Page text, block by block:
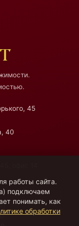
45
40
офис 14
работы сайта.
подключаем
понимать, как
обработки